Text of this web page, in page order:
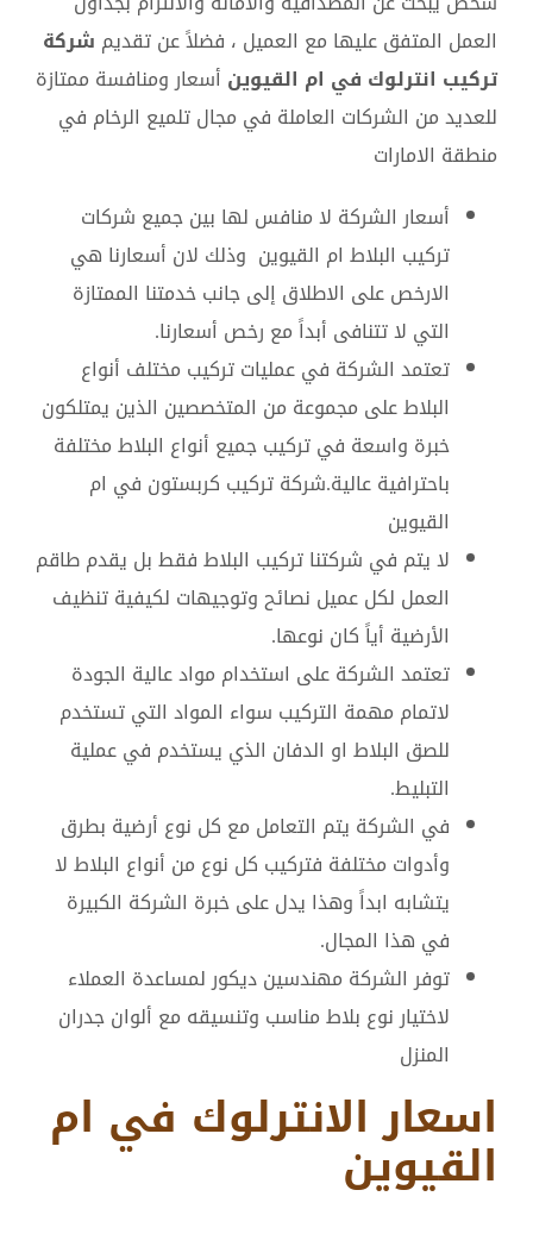
العمل المتفق عليها مع العميل ، فضلاً عن تقديم شركة
تركيب انترلوك في ام القيوين أسعار ومنافسة ممتازة
للعديد من الشركات العاملة في مجال تلميع الرخام في
منطقة الامارات
أسعار الشركة لا منافس لها بين جميع شركات
تركيب البلاط ام القيوين وذلك لان أسعارنا هي
الارخص على الاطلاق إلى جانب خدمتنا الممتازة
التي لا تتنافى أبداً مع رخص أسعارنا.
تعتمد الشركة في عمليات تركيب مختلف أنواع
البلاط على مجموعة من المتخصصين الذين يمتلكون
خبرة واسعة في تركيب جميع أنواع البلاط مختلفة
باحترافية عالية.شركة تركيب كربستون في ام
القيوين
لا يتم في شركتنا تركيب البلاط فقط بل يقدم طاقم
العمل لكل عميل نصائح وتوجيهات لكيفية تنظيف
الأرضية أياً كان نوعها.
تعتمد الشركة على استخدام مواد عالية الجودة
لاتمام مهمة التركيب سواء المواد التي تستخدم
للصق البلاط او الدفان الذي يستخدم في عملية
التبليط.
في الشركة يتم التعامل مع كل نوع أرضية بطرق
وأدوات مختلفة فتركيب كل نوع من أنواع البلاط لا
يتشابه ابداً وهذا يدل على خبرة الشركة الكبيرة
في هذا المجال.
توفر الشركة مهندسين ديكور لمساعدة العملاء
لاختيار نوع بلاط مناسب وتنسيقه مع ألوان جدران
المنزل
اسعار الانترلوك في ام
القيوين